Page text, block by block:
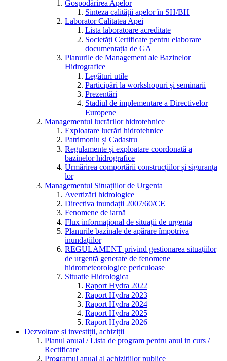
Gospodărirea Apelor
Sinteza calității apelor în SH/BH
Laborator Calitatea Apei
Lista laboratoare acreditate
Societăți Certificate pentru elaborare
documentația de GA
Planurile de Management ale Bazinelor
Hidrografice
Legături utile
Participări la workshopuri și seminarii
Prezentări
Stadiul de implementare a Directivelor
Europene
Managementul lucrărilor hidrotehnice
Exploatare lucrări hidrotehnice
Patrimoniu și Cadastru
Regulamente și exploatare coordonată a
bazinelor hidrografice
Urmărirea comportării construcțiilor și siguranța
lor
Managementul Situațiilor de Urgenta
Avertizări hidrologice
Directiva inundații 2007/60/CE
Fenomene de iarnă
Flux informațional de situații de urgenta
Planurile bazinale de apărare împotriva
inundațiilor
REGULAMENT privind gestionarea situațiilor
de urgență generate de fenomene
hidrometeorologice periculoase
Situatie Hidrologica
Raport Hydra 2022
Raport Hydra 2023
Raport Hydra 2024
Raport Hydra 2025
Raport Hydra 2026
Dezvoltare și investiții, achiziții
Planul anual / Lista de program pentru anul in curs /
Rectificare
Programul anual al achizițiilor publice